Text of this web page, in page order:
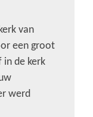
van
een groot
de kerk
werd